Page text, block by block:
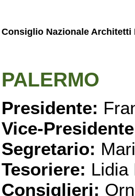
Consiglio Nazionale
PALERMO
Presidente:
Vice-
Segretario:
Tesoriere: Lidia
Consiglieri: